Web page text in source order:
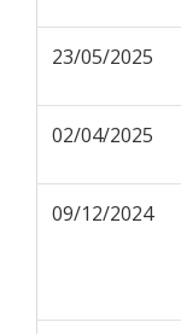
23/05/2025
02/04/2025
09/12/2024